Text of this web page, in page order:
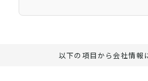
以下の項目から会社情報